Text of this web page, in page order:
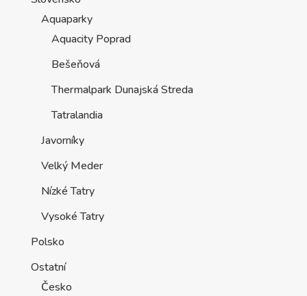
Aquaparky
Aquacity Poprad
Bešeňová
Thermalpark Dunajská Streda
Tatralandia
Javorníky
Velký Meder
Nízké Tatry
Vysoké Tatry
Polsko
Ostatní
Česko